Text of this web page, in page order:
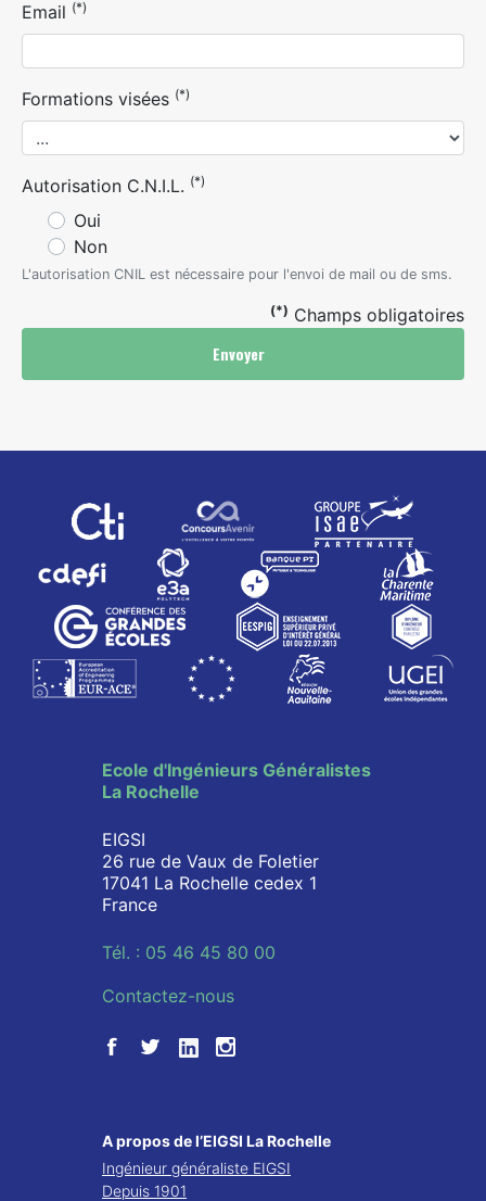
Email (*)
Formations visées (*)
Autorisation C.N.I.L. (*)
Oui
Non
L'autorisation CNIL est nécessaire pour l'envoi de mail ou de sms.
(*) Champs obligatoires
Envoyer
Ecole d'Ingénieurs Généralistes
La Rochelle
EIGSI
26 rue de Vaux de Foletier
17041 La Rochelle cedex 1
France
Tél. : 05 46 45 80 00
Contactez-nous
A propos de l’EIGSI La Rochelle
Ingénieur généraliste EIGSI
Depuis 1901